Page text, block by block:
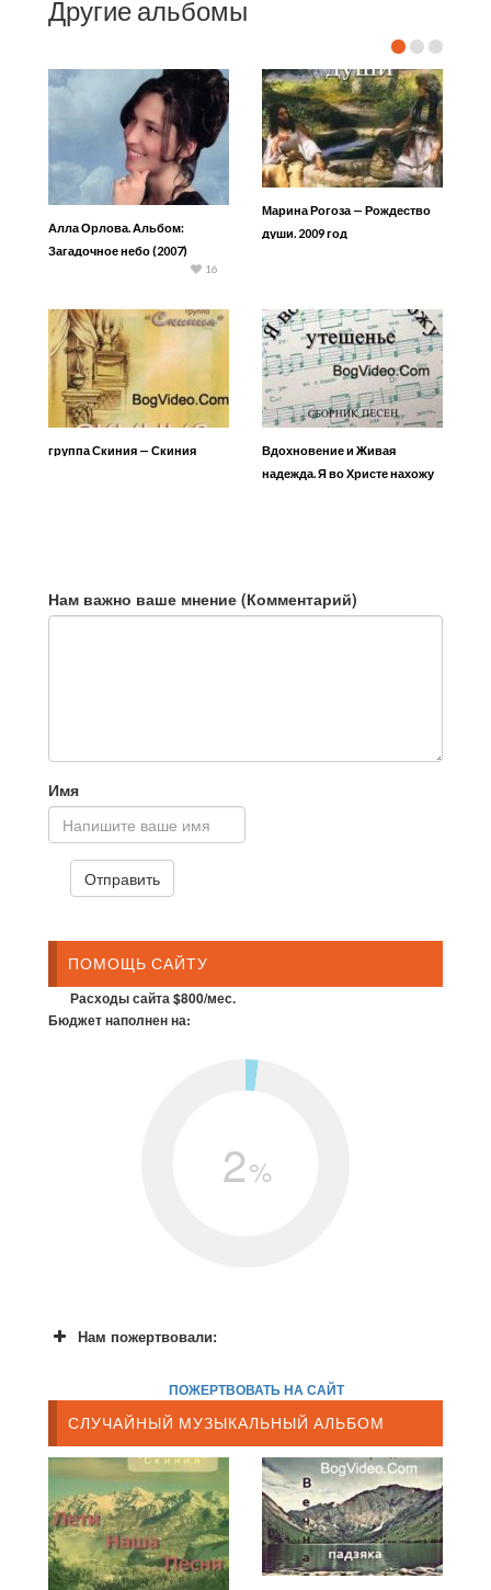
Другие альбомы
Алла Орлова. Альбом:
Загадочное небо (2007)
16
Марина Рогоза — Рождество
души. 2009 год
группа Скиния — Скиния
Вдохновение и Живая
надежда. Я во Христе нахожу
Нам важно ваше мнение (Комментарий)
Имя
ПОМОЩЬ САЙТУ
Расходы сайта $800/мес.
Бюджет наполнен на:
2%
Нам пожертвовали:
ПОЖЕРТВОВАТЬ НА САЙТ
СЛУЧАЙНЫЙ МУЗЫКАЛЬНЫЙ АЛЬБОМ